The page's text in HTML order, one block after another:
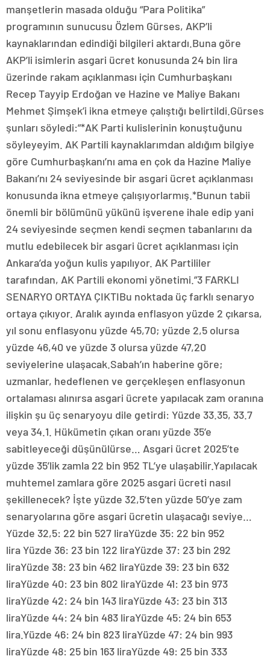
manşetlerin masada olduğu “Para Politika”
programının sunucusu Özlem Gürses, AKP’li
kaynaklarından edindiği bilgileri aktardı.Buna göre
AKP’li isimlerin asgari ücret konusunda 24 bin lira
üzerinde rakam açıklanması için Cumhurbaşkanı
Recep Tayyip Erdoğan ve Hazine ve Maliye Bakanı
Mehmet Şimşek’i ikna etmeye çalıştığı belirtildi.Gürses
şunları söyledi:”*AK Parti kulislerinin konuştuğunu
söyleyeyim. AK Partili kaynaklarımdan aldığım bilgiye
göre Cumhurbaşkanı’nı ama en çok da Hazine Maliye
Bakanı’nı 24 seviyesinde bir asgari ücret açıklanması
konusunda ikna etmeye çalışıyorlarmış.*Bunun tabii
önemli bir bölümünü yükünü işverene ihale edip yani
24 seviyesinde seçmen kendi seçmen tabanlarını da
mutlu edebilecek bir asgari ücret açıklanması için
Ankara’da yoğun kulis yapılıyor. AK Partililer
tarafından, AK Partili ekonomi yönetimi.”3 FARKLI
SENARYO ORTAYA ÇIKTIBu noktada üç farklı senaryo
ortaya çıkıyor. Aralık ayında enflasyon yüzde 2 çıkarsa,
yıl sonu enflasyonu yüzde 45,70; yüzde 2,5 olursa
yüzde 46,40 ve yüzde 3 olursa yüzde 47,20
seviyelerine ulaşacak.Sabah’ın haberine göre;
uzmanlar, hedeflenen ve gerçekleşen enflasyonun
ortalaması alınırsa asgari ücrete yapılacak zam oranına
ilişkin şu üç senaryoyu dile getirdi: Yüzde 33.35, 33.7
veya 34.1. Hükümetin çıkan oranı yüzde 35’e
sabitleyeceği düşünülürse… Asgari ücret 2025’te
yüzde 35’lik zamla 22 bin 952 TL’ye ulaşabilir.Yapılacak
muhtemel zamlara göre 2025 asgari ücreti nasıl
şekillenecek? İşte yüzde 32,5’ten yüzde 50’ye zam
senaryolarına göre asgari ücretin ulaşacağı seviye…
Yüzde 32,5: 22 bin 527 liraYüzde 35: 22 bin 952
lira Yüzde 36: 23 bin 122 liraYüzde 37: 23 bin 292
liraYüzde 38: 23 bin 462 liraYüzde 39: 23 bin 632
liraYüzde 40: 23 bin 802 liraYüzde 41: 23 bin 973
liraYüzde 42: 24 bin 143 liraYüzde 43: 23 bin 313
liraYüzde 44: 24 bin 483 liraYüzde 45: 24 bin 653
lira.Yüzde 46: 24 bin 823 liraYüzde 47: 24 bin 993
liraYüzde 48: 25 bin 163 liraYüzde 49: 25 bin 333